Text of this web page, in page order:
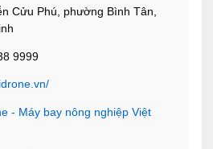
Cửu Phú, phường Bình Tân,
9999
- Máy bay nông nghiệp Việt